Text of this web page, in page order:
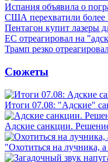
Испания объявила о
США перехватили более
Пентагон купит лазеры
ЕС отреагировал на
Трамп резко
Сюжеты
Итоги 07.08: "Адские"
Адские санкции.
"Охотиться на лучника,